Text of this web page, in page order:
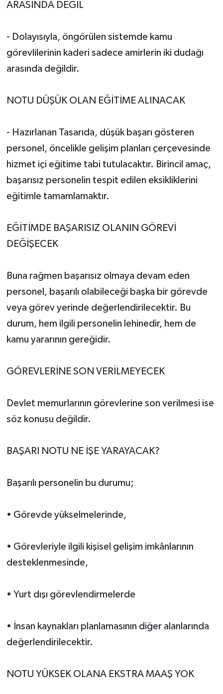
ARASINDA DEĞİL
- Dolayısıyla, öngörülen sistemde kamu
görevlilerinin kaderi sadece amirlerin iki dudağı
arasında değildir.
NOTU DÜŞÜK OLAN EĞİTİME ALINACAK
- Hazırlanan Tasarıda, düşük başarı gösteren
personel, öncelikle gelişim planları çerçevesinde
hizmet içi eğitime tabi tutulacaktır. Birincil amaç,
başarısız personelin tespit edilen eksikliklerini
eğitimle tamamlamaktır.
EĞİTİMDE BAŞARISIZ OLANIN GÖREVİ
DEĞİŞECEK
Buna rağmen başarısız olmaya devam eden
personel, başarılı olabileceği başka bir görevde
veya görev yerinde değerlendirilecektir. Bu
durum, hem ilgili personelin lehinedir, hem de
kamu yararının gereğidir.
GÖREVLERİNE SON VERİLMEYECEK
Devlet memurlarının görevlerine son verilmesi ise
söz konusu değildir.
BAŞARI NOTU NE İŞE YARAYACAK?
Başarılı personelin bu durumu;
• Görevde yükselmelerinde,
• Görevleriyle ilgili kişisel gelişim imkânlarının
desteklenmesinde,
• Yurt dışı görevlendirmelerde
• İnsan kaynakları planlamasının diğer alanlarında
değerlendirilecektir.
NOTU YÜKSEK OLANA EKSTRA MAAŞ YOK